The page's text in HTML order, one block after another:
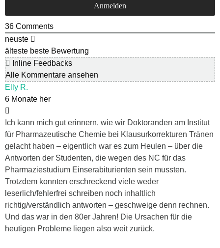
36 Comments
neuste
älteste beste Bewertung
Inline Feedbacks
Alle Kommentare ansehen
Elly R.
6 Monate her
Ich kann mich gut erinnern, wie wir Doktoranden am Institut
für Pharmazeutische Chemie bei Klausurkorrekturen Tränen
gelacht haben – eigentlich war es zum Heulen – über die
Antworten der Studenten, die wegen des NC für das
Pharmaziestudium Einserabiturienten sein mussten.
Trotzdem konnten erschreckend viele weder
leserlich/fehlerfrei schreiben noch inhaltlich
richtig/verständlich antworten – geschweige denn rechnen.
Und das war in den 80er Jahren! Die Ursachen für die
heutigen Probleme liegen also weit zurück.